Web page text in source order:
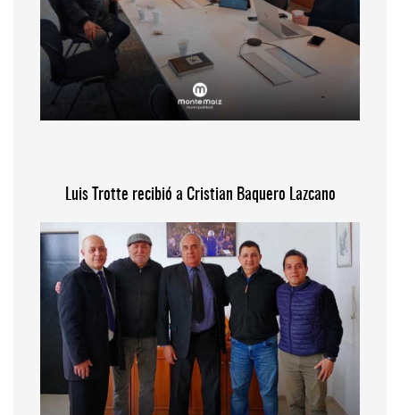
Luis Trotte recibió a Cristian Baquero Lazcano